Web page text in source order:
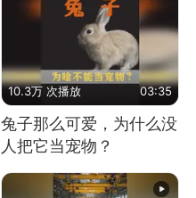
10.3万 次播放 03:35
兔子那么可爱，为什么没
人把它当宠物？